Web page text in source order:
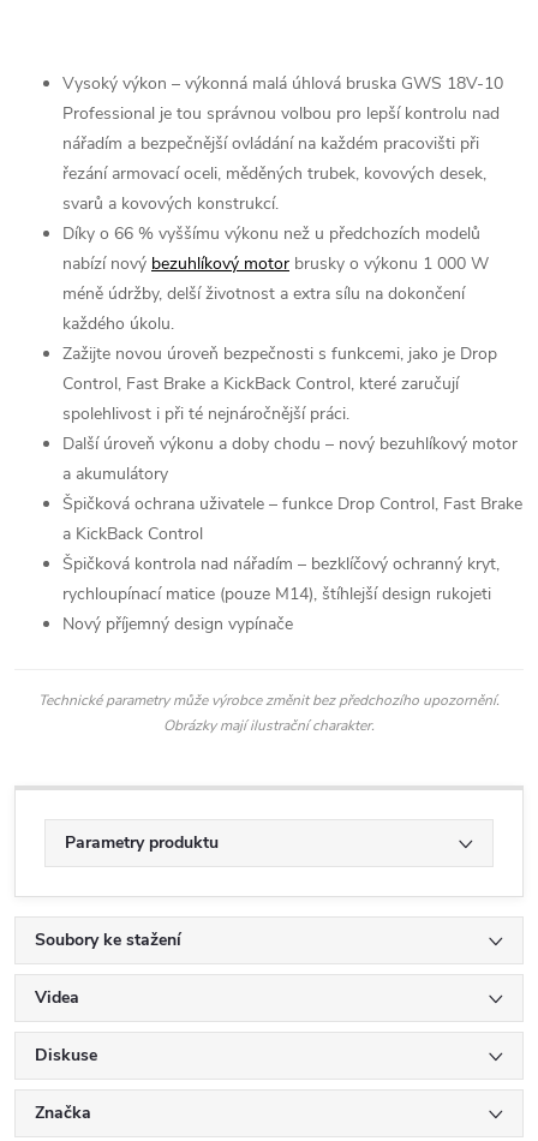
Vysoký výkon – výkonná malá úhlová bruska GWS 18V-10
Professional je tou správnou volbou pro lepší kontrolu nad
nářadím a bezpečnější ovládání na každém pracovišti při
řezání armovací oceli, měděných trubek, kovových desek,
svarů a kovových konstrukcí.
Díky o 66 % vyššímu výkonu než u předchozích modelů
nabízí nový bezuhlíkový motor brusky o výkonu 1 000 W
méně údržby, delší životnost a extra sílu na dokončení
každého úkolu.
Zažijte novou úroveň bezpečnosti s funkcemi, jako je Drop
Control, Fast Brake a KickBack Control, které zaručují
spolehlivost i při té nejnáročnější práci.
Další úroveň výkonu a doby chodu – nový bezuhlíkový motor
a akumulátory
Špičková ochrana uživatele – funkce Drop Control, Fast Brake
a KickBack Control
Špičková kontrola nad nářadím – bezklíčový ochranný kryt,
rychloupínací matice (pouze M14), štíhlejší design rukojeti
Nový příjemný design vypínače
Technické parametry může výrobce změnit bez předchozího upozornění.
Obrázky mají ilustrační charakter.
Parametry produktu
Soubory ke stažení
Videa
Diskuse
Značka